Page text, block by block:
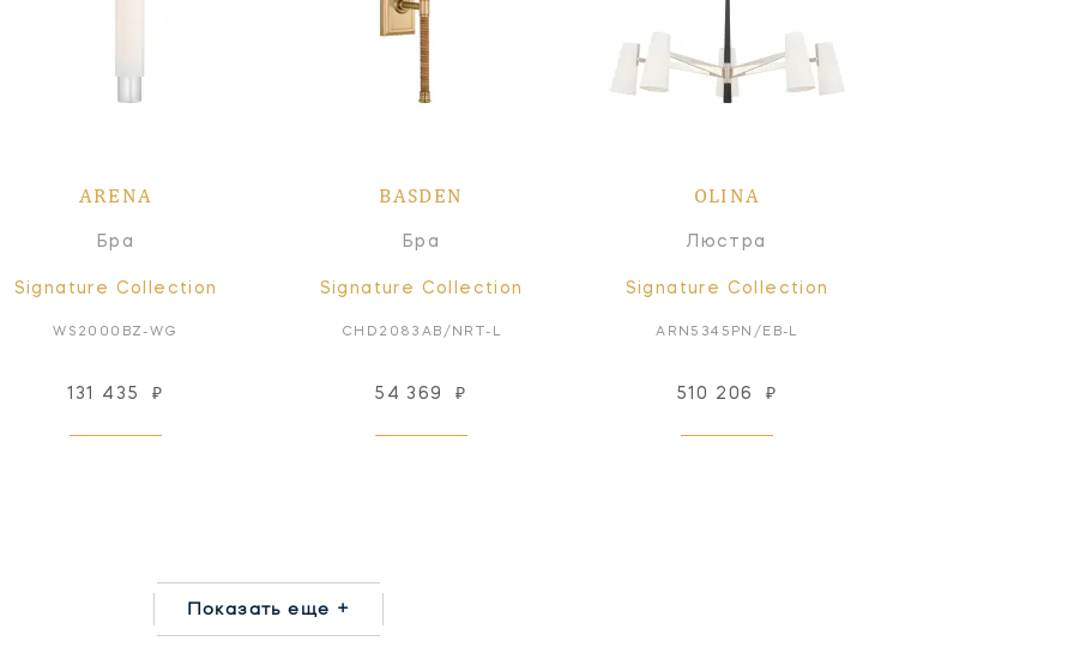
ARENA
Бра
Signature Collection
WS2000BZ-WG
131 435 ₽
BASDEN
Бра
Signature Collection
CHD2083AB/NRT-L
54 369 ₽
OLINA
Люстра
Signature Collection
ARN5345PN/EB-L
510 206 ₽
Показать еще +